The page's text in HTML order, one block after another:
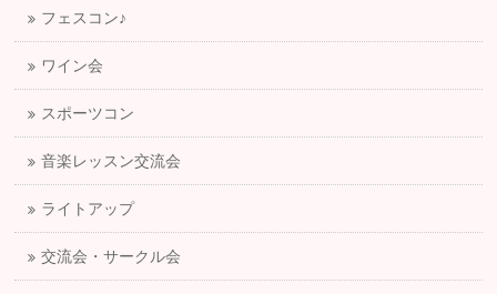
フェスコン♪
ワイン会
スポーツコン
音楽レッスン交流会
ライトアップ
交流会・サークル会